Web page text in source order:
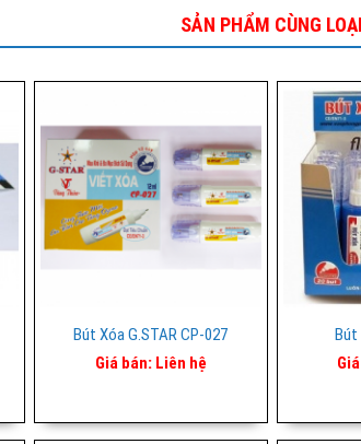
SẢN PHẨM CÙNG
Bút Xóa G.STAR CP-027
Giá bán: Liên hệ
Bút